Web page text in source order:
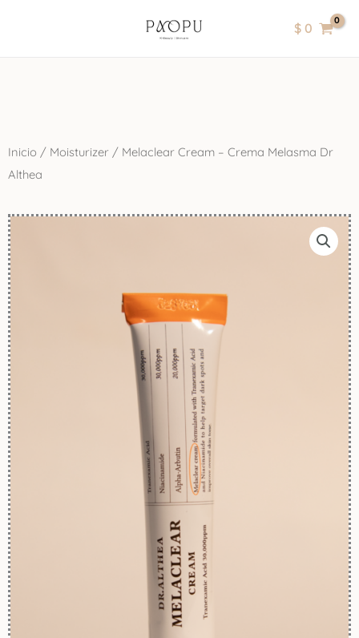
$0
Inicio / Moisturizer / Melaclear Cream – Crema Melasma Dr
Althea